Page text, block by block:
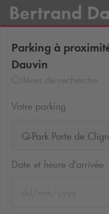
Bertrand
Parking à
Dauvin
Votre parking
Q-Park Porte de
Date et heure d'arrivée